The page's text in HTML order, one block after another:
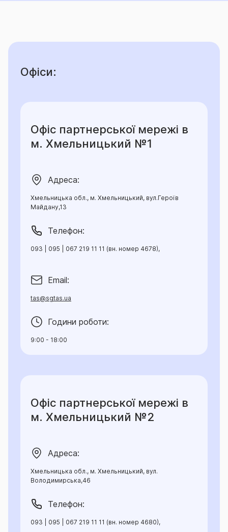
Офіси:
Офіс партнерської мережі в
м. Хмельницький №1
Адреса:
Хмельницька обл., м. Хмельницький, вул.Героїв
Майдану,13
Телефон:
093 | 095 | 067 219 11 11 (вн. номер 4678),
Email:
tas@sgtas.ua
Години роботи:
9:00 - 18:00
Офіс партнерської мережі в
м. Хмельницький №2
Адреса:
Хмельницька обл., м. Хмельницький, вул.
Володимирська,46
Телефон:
093 | 095 | 067 219 11 11 (вн. номер 4680),